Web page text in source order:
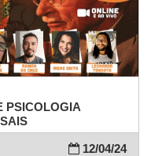
PSICOLOGIA
12/04/24